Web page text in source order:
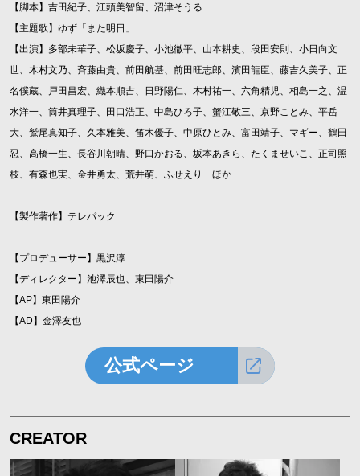
【脚本】吉田紀子、江頭美智留、沼津そうる
【主題歌】ゆず「また明日」
【出演】多部未華子、松坂慶子、小池徹平、山本耕史、段田安則、小日向文
世、木村文乃、斉藤由貴、前田航基、前田旺志郎、濱田龍臣、藤吉久美子、正
名僕蔵、戸田昌宏、織本順吉、日野陽仁、木村祐一、六角精児、相島一之、温
水洋一、筒井真理子、田口浩正、中島ひろ子、蟹江敬三、京野ことみ、平岳
大、鷲尾真知子、久本雅美、笛木優子、中原ひとみ、富田靖子、マギー、鶴田
忍、高橋一生、長谷川朝晴、野口かおる、坂本あきら、たくませいこ、正司照
枝、有森也実、金井勇太、荒井萌、ふせえり ほか
【製作著作】テレパック
【プロデューサー】黒沢淳
【ディレクター】池澤辰也、東田陽介
【AP】東田陽介
【AD】金澤友也
公式ページ
CREATOR